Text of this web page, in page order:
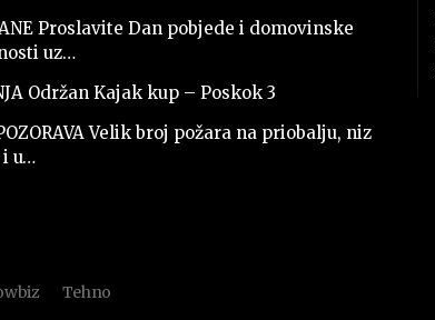
Proslavite Dan pobjede i domovinske
uz…
Održan Kajak kup – Poskok 3
Velik broj požara na priobalju, niz
i u…
Tehno